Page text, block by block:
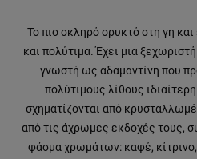
Το πιο σκληρό ορυκτό στη γη
και πολύτιμα. Έχει μια
γνωστή ως αδαμαντίνη που
πολύτιμους λίθους
σχηματίζονται από
από τις άχρωμες εκδοχές τους,
φάσμα χρωμάτων: καφέ, κίτρινο,